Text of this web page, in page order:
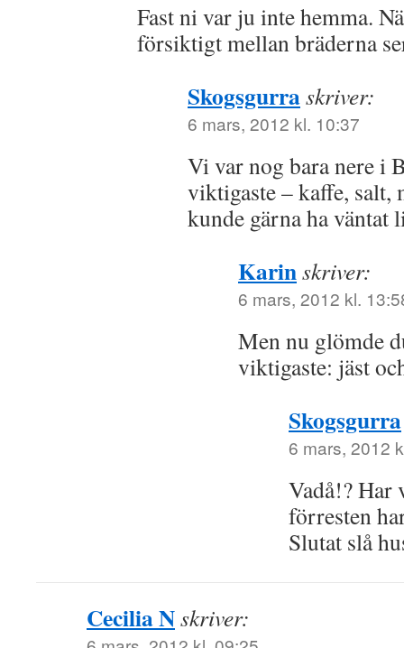
Fast ni var ju inte hemma.
försiktigt mellan bräderna
Skogsgurraskriver:
6 mars, 2012 kl. 10:37
Vi var nog bara nere i
viktigaste – kaffe, salt,
kunde gärna ha väntat
Karinskriver:
6 mars, 2012 kl.
Men nu glömde
viktigaste: jäst
Skogsgurra
6 mars, 2012
Vadå!? Har
förresten
Slutat slå
Cecilia Nskriver: